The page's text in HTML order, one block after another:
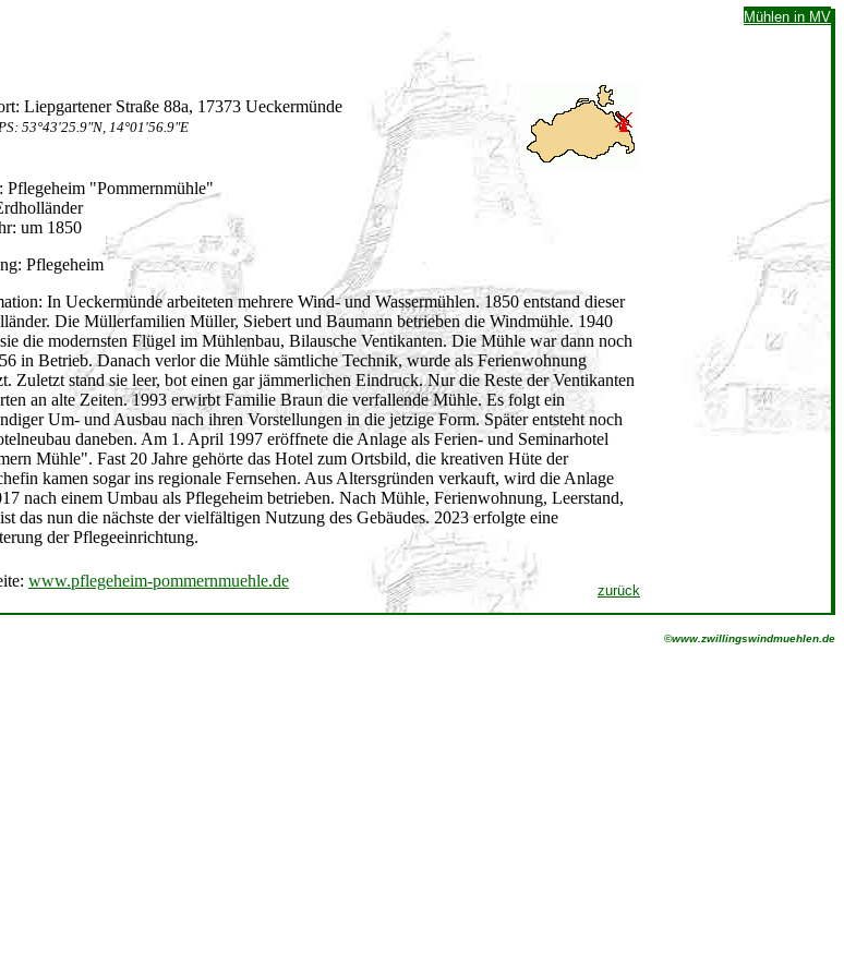
Mühlen in MV
Liepgartener Straße 88a, 17373 Ueckermünde
53°43'25.9"N, 14°01'56.9"E
Pflegeheim "Pommernmühle"
um 1850
Pflegeheim
In Ueckermünde arbeiteten mehrere Wind- und Wassermühlen. 1850 entstand dieser
Die Müllerfamilien Müller, Siebert und Baumann betrieben die Windmühle. 1940
die modernsten Flügel im Mühlenbau, Bilausche Ventikanten. Die Mühle war dann noch
in Betrieb. Danach verlor die Mühle sämtliche Technik, wurde als Ferienwohnung
Zuletzt stand sie leer, bot einen gar jämmerlichen Eindruck. Nur die Reste der Ventikanten
an alte Zeiten. 1993 erwirbt Familie Braun die verfallende Mühle. Es folgt ein
Um- und Ausbau nach ihren Vorstellungen in die jetzige Form. Später entsteht noch
daneben. Am 1. April 1997 eröffnete die Anlage als Ferien- und Seminarhotel
Mühle". Fast 20 Jahre gehörte das Hotel zum Ortsbild, die kreativen Hüte der
kamen sogar ins regionale Fernsehen. Aus Altersgründen verkauft, wird die Anlage
nach einem Umbau als Pflegeheim betrieben. Nach Mühle, Ferienwohnung, Leerstand,
das nun die nächste der vielfältigen Nutzung des Gebäudes. 2023 erfolgte eine
der Pflegeeinrichtung.
www.pflegeheim-pommernmuehle.de
zurück
©www.zwillingswindmuehlen.de